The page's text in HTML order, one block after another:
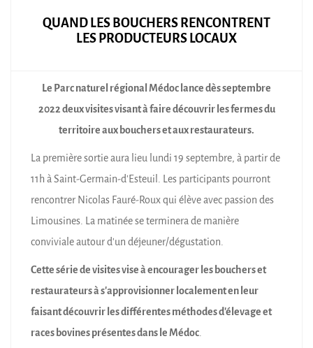
QUAND LES BOUCHERS RENCONTRENT
LES PRODUCTEURS LOCAUX
Le Parc naturel régional Médoc lance dès septembre
2022 deux visites visant à faire découvrir les fermes du
territoire aux bouchers et aux restaurateurs.
La première sortie aura lieu lundi 19 septembre, à partir de
11h à Saint-Germain-d’Esteuil. Les participants pourront
rencontrer Nicolas Fauré-Roux qui élève avec passion des
Limousines. La matinée se terminera de manière
conviviale autour d’un déjeuner/dégustation.
Cette série de visites vise à encourager les bouchers et
restaurateurs à s’approvisionner localement en leur
faisant découvrir les différentes méthodes d’élevage et
races bovines présentes dans le Médoc.